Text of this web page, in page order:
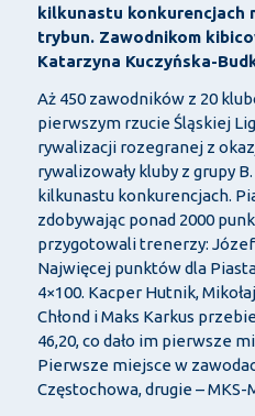
kilkunastu konkurencjach
trybun. Zawodnikom
Katarzyna Kuczyńska-
Aż 450 zawodników z 20
pierwszym rzucie Śląskiej
rywalizacji rozegranej z
rywalizowały kluby z grupy
kilkunastu konkurencjach.
zdobywając ponad 2000
przygotowali trenerzy: Józef
Najwięcej punktów dla
4×100. Kacper Hutnik,
Chłond i Maks Karkus
46,20, co dało im pierwsze
Pierwsze miejsce w
Częstochowa, drugie – MKS-